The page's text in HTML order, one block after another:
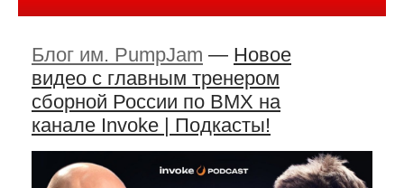
Блог им. PumpJam — Новое
видео с главным тренером
сборной России по BMX на
канале Invoke | Подкасты!